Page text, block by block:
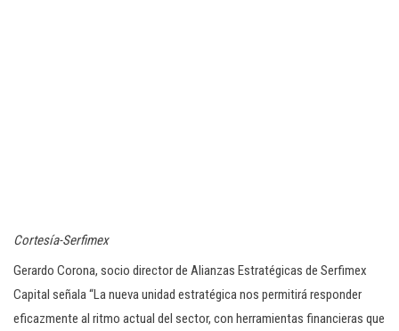
Cortesía-Serfimex
Gerardo Corona, socio director de Alianzas Estratégicas de Serfimex
Capital señala “La nueva unidad estratégica nos permitirá responder
eficazmente al ritmo actual del sector, con herramientas financieras que